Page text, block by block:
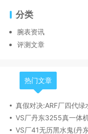
分类
腕表资讯
评测文章
热门文章
真假对决:ARF厂四代
VS厂41无历黑水鬼(丹